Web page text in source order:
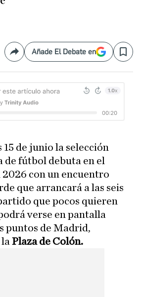
CompartirAñade El Debate en Save
15 de junio la selección
de fútbol debuta en el
con un encuentro
que arrancará a las seis
que pocos quieren
verse en pantalla
puntos de Madrid,
Plaza de Colón.